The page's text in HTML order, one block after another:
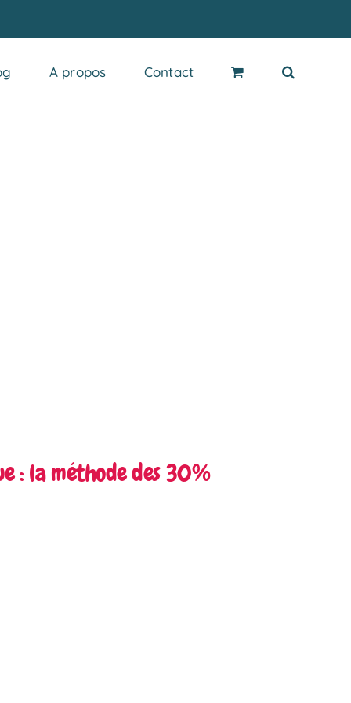
A propos Contact
: la méthode des 30%